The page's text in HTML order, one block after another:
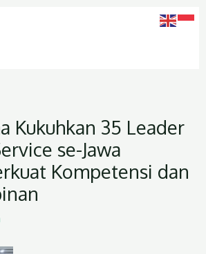
MAIN
Kukuhkan 35 Leader
se-Jawa
Kompetensi dan